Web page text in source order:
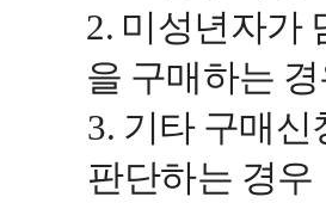
2. 미성년자가
을 구매하는
3. 기타 구매
판단하는 경우